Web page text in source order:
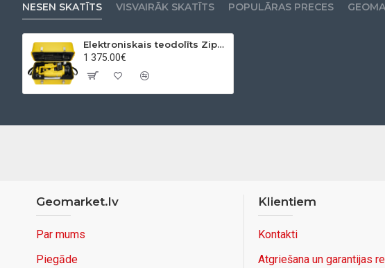
NESEN SKATĪTS VISVAIRĀK SKATĪTS POPULĀRAS PRECES
Elektroniskais teodolīts Zipp02
1 375.00€
Geomarket.lv
Par mums
Piegāde
Klientiem
Kontakti
Atgriešana un garantijas